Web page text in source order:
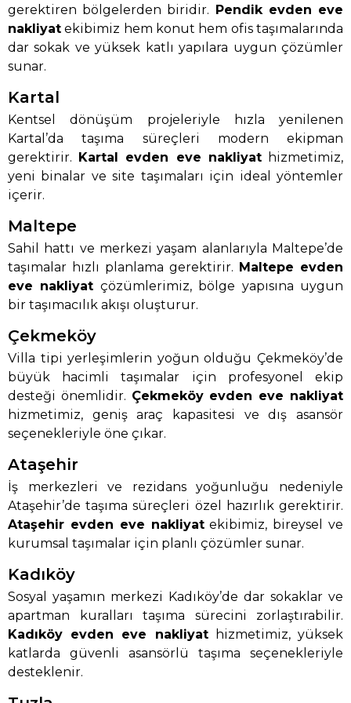
gerektiren bölgelerden biridir.
Pendik evden eve
nakliyat ekibimiz hem konut hem ofis taşımalarında
dar sokak ve yüksek katlı yapılara uygun çözümler
sunar.
Kartal
Kentsel dönüşüm projeleriyle hızla yenilenen
Kartal’da taşıma süreçleri modern ekipman
gerektirir.
Kartal evden eve nakliyathizmetimiz,
yeni binalar ve site taşımaları için ideal yöntemler
içerir.
Maltepe
Sahil hattı ve merkezi yaşam alanlarıyla Maltepe’de
taşımalar hızlı planlama gerektirir. Maltepe evden
eve nakliyat çözümlerimiz, bölge yapısına uygun
bir taşımacılık akışı oluşturur.
Çekmeköy
Villa tipi yerleşimlerin yoğun olduğu Çekmeköy’de
büyük hacimli taşımalar için profesyonel ekip
desteği önemlidir. Çekmeköy evden eve nakliyat
hizmetimiz, geniş araç kapasitesi ve dış asansör
seçenekleriyle öne çıkar.
Ataşehir
İş merkezleri ve rezidans yoğunluğu nedeniyle
Ataşehir’de taşıma süreçleri özel hazırlık gerektirir.
Ataşehir evden eve nakliyatekibimiz, bireysel ve
kurumsal taşımalar için planlı çözümler sunar.
Kadıköy
Sosyal yaşamın merkezi Kadıköy’de dar sokaklar ve
apartman kuralları taşıma sürecini zorlaştırabilir.
Kadıköy evden eve nakliyathizmetimiz, yüksek
katlarda güvenli asansörlü taşıma seçenekleriyle
desteklenir.